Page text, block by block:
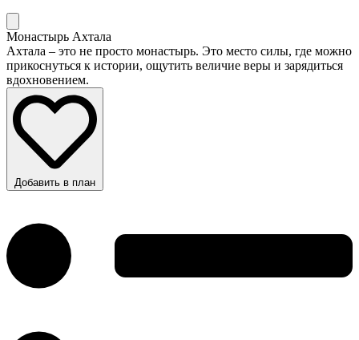
Монастырь Ахтала
Ахтала – это не просто монастырь. Это место силы, где можно
прикоснуться к истории, ощутить величие веры и зарядиться
вдохновением.
Добавить в план